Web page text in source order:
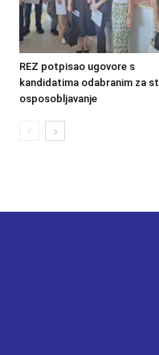
REZ potpisao ugovore s
kandidatima odabranim za
osposobljavanje